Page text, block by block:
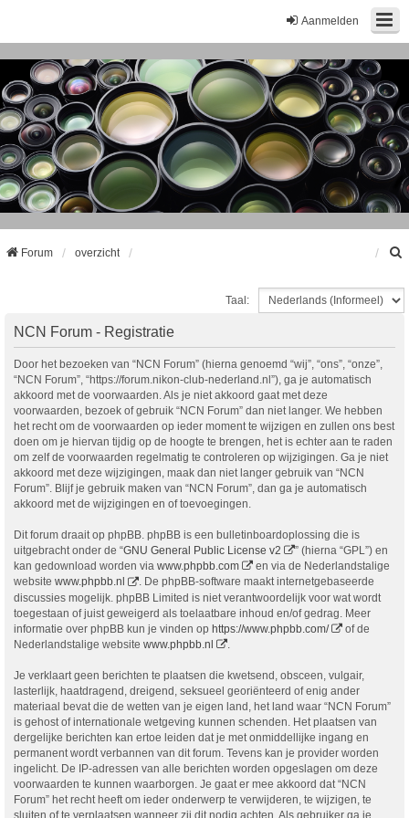
Aanmelden
Forum overzicht
Taal:
NCN Forum - Registratie
Door het bezoeken van “NCN Forum” (hierna genoemd “wij”, “ons”, “onze”,
“NCN Forum”, “https://forum.nikon-club-nederland.nl”), ga je automatisch
akkoord met de voorwaarden. Als je niet akkoord gaat met deze
voorwaarden, bezoek of gebruik “NCN Forum” dan niet langer. We hebben
het recht om de voorwaarden op ieder moment te wijzigen en zullen ons best
doen om je hiervan tijdig op de hoogte te brengen, het is echter aan te raden
om zelf de voorwaarden regelmatig te controleren op wijzigingen. Ga je niet
akkoord met deze wijzigingen, maak dan niet langer gebruik van “NCN
Forum”. Blijf je gebruik maken van “NCN Forum”, dan ga je automatisch
akkoord met de wijzigingen en of toevoegingen.
Dit forum draait op phpBB. phpBB is een bulletinboardoplossing die is
uitgebracht onder de “GNU General Public License v2
” (hierna “GPL”) en
kan gedownload worden via www.phpbb.com
en via de Nederlandstalige
website www.phpbb.nl
. De phpBB-software maakt internetgebaseerde
discussies mogelijk. phpBB Limited is niet verantwoordelijk voor wat wordt
toegestaan of juist geweigerd als toelaatbare inhoud en/of gedrag. Meer
informatie over phpBB kun je vinden op https://www.phpbb.com/
of de
Nederlandstalige website www.phpbb.nl .
Je verklaart geen berichten te plaatsen die kwetsend, obsceen, vulgair,
lasterlijk, haatdragend, dreigend, seksueel georiënteerd of enig ander
materiaal bevat die de wetten van je eigen land, het land waar “NCN Forum”
is gehost of internationale wetgeving kunnen schenden. Het plaatsen van
dergelijke berichten kan ertoe leiden dat je met onmiddellijke ingang en
permanent wordt verbannen van dit forum. Tevens kan je provider worden
ingelicht. De IP-adressen van alle berichten worden opgeslagen om deze
voorwaarden te kunnen waarborgen. Je gaat er mee akkoord dat “NCN
Forum” het recht heeft om ieder onderwerp te verwijderen, te wijzigen, te